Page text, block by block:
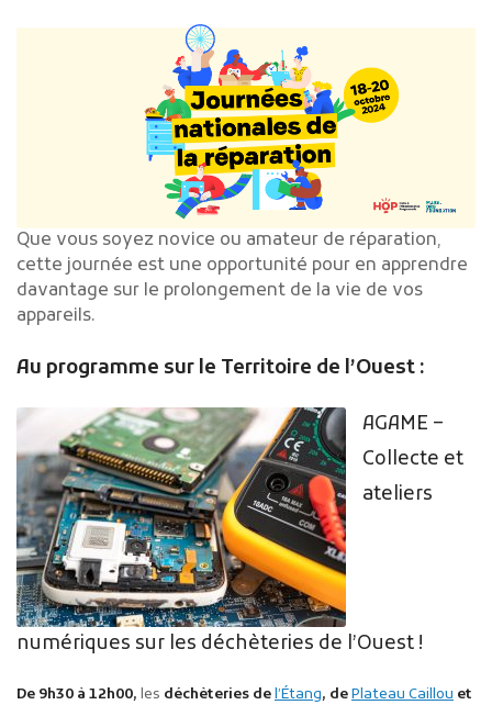
Que vous soyez novice ou amateur de réparation,
cette journée est une opportunité pour en apprendre
davantage sur le prolongement de la vie de vos
appareils.
Au programme sur le Territoire de l’Ouest :
AGAME –
Collecte et
ateliers
numériques sur les déchèteries de l’Ouest !
De 9h30 à 12h00, les déchèteries del’Étang, dePlateau Caillou et